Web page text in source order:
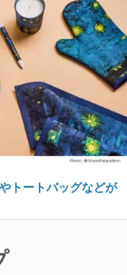
トートバッグなどが